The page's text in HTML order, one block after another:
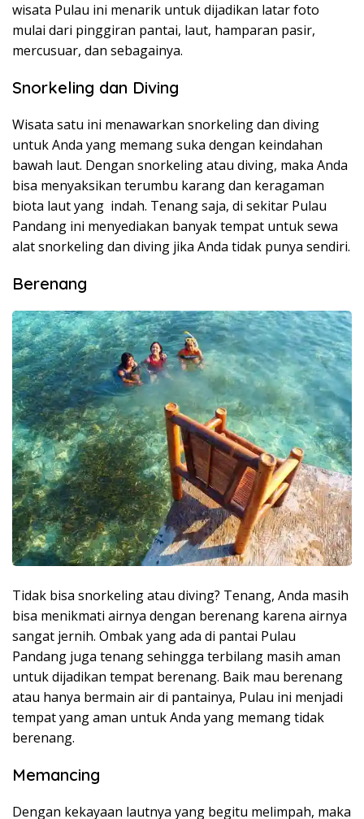
wisata Pulau ini menarik untuk dijadikan latar foto
mulai dari pinggiran pantai, laut, hamparan pasir,
mercusuar, dan sebagainya.
Snorkeling dan Diving
Wisata satu ini menawarkan snorkeling dan diving
untuk Anda yang memang suka dengan keindahan
bawah laut. Dengan snorkeling atau diving, maka Anda
bisa menyaksikan terumbu karang dan keragaman
biota laut yang indah. Tenang saja, di sekitar Pulau
Pandang ini menyediakan banyak tempat untuk sewa
alat snorkeling dan diving jika Anda tidak punya sendiri.
Berenang
Tidak bisa snorkeling atau diving? Tenang, Anda masih
bisa menikmati airnya dengan berenang karena airnya
sangat jernih. Ombak yang ada di pantai Pulau
Pandang juga tenang sehingga terbilang masih aman
untuk dijadikan tempat berenang. Baik mau berenang
atau hanya bermain air di pantainya, Pulau ini menjadi
tempat yang aman untuk Anda yang memang tidak
berenang.
Memancing
Dengan kekayaan lautnya yang begitu melimpah, maka